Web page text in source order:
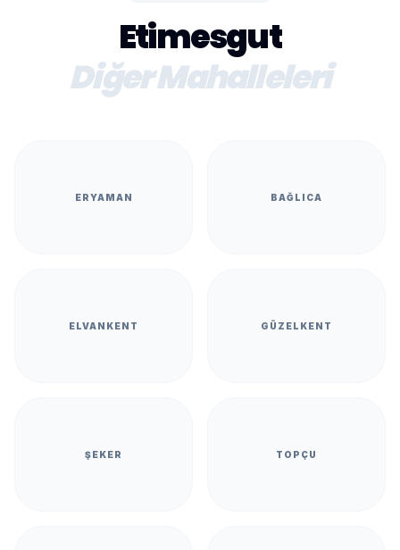
Etimesgut
Diğer Mahalleleri
ERYAMAN BAĞLICA
ELVANKENT GÜZELKENT
ŞEKER TOPÇU